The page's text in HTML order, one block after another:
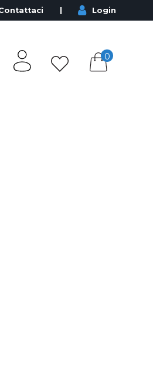
Login
0